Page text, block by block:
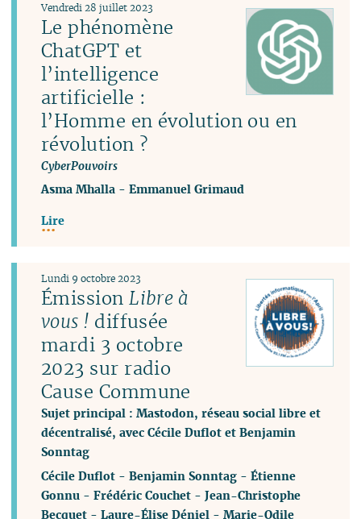
Le phénomène
ChatGPT et
l’intelligence
artificielle :
l’Homme en évolution ou en
révolution ?
CyberPouvoirs
Vendredi 28 juillet 2023
Asma Mhalla -Emmanuel Grimaud
Lire
ÉmissionLibre à
vous ! diffusée
mardi 3 octobre
2023 sur radio
Cause Commune
Sujet principal : Mastodon, réseau social libre et
décentralisé, avec Cécile Duflot et Benjamin
Sonntag
Lundi 9 octobre 2023
Cécile Duflot -Benjamin Sonntag -Étienne
Gonnu -Frédéric Couchet -Jean-Christophe
Becquet -Laure-Élise Déniel -Marie-Odile